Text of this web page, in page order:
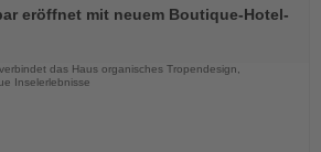
eröffnet mit neuem Boutique-Hotel-
das Haus organisches Tropendesign,
Inselerlebnisse